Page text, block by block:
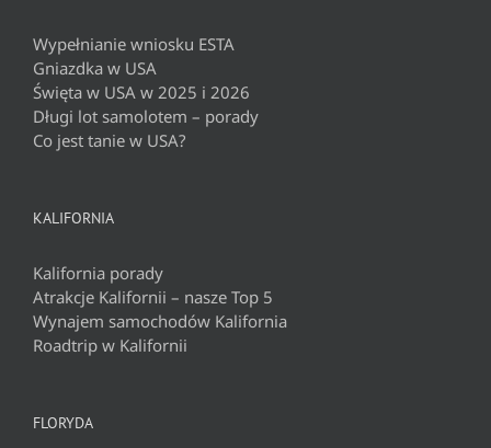
Wypełnianie wniosku ESTA
Gniazdka w USA
Święta w USA w 2025 i 2026
Długi lot samolotem – porady
Co jest tanie w USA?
KALIFORNIA
Kalifornia porady
Atrakcje Kalifornii – nasze Top 5
Wynajem samochodów Kalifornia
Roadtrip w Kalifornii
FLORYDA